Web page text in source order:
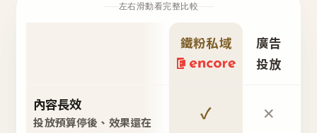
左右滑動看完整比較
鐵粉私域
廣告
投放
內容長效
投放預算停後、效果還在 ✓ ✕